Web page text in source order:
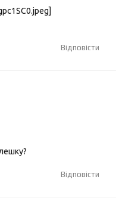
Відповісти
Відповісти